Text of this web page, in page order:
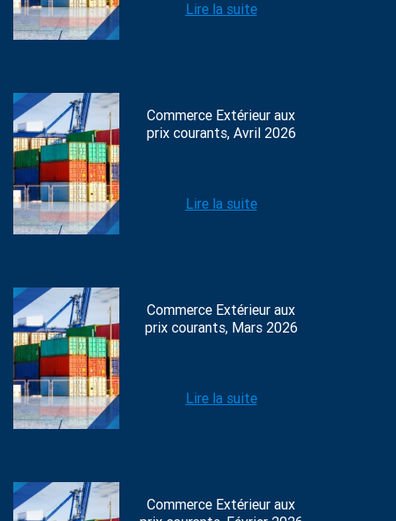
Lire la suite
Commerce Extérieur aux
prix courants, Avril 2026
Lire la suite
Commerce Extérieur aux
prix courants, Mars 2026
Lire la suite
Commerce Extérieur aux